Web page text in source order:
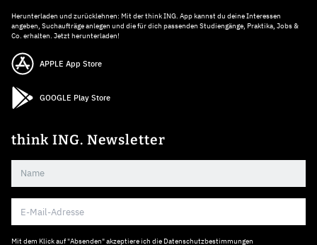
Herunterladen und zurücklehnen: Mit der think ING. App kannst du deine Interessen
angeben, Suchaufträge anlegen und die für dich passenden Studiengänge, Praktika, Jobs &
Co. erhalten. Jetzt herunterladen!
APPLE App Store
GOOGLE Play Store
think ING. Newsletter
Mit dem Klick auf "Absenden" akzeptiere ich die Datenschutzbestimmungen